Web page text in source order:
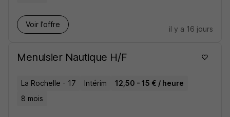
Voir l’offre
il y a 16 jours
Menuisier Nautique H/F
La Rochelle - 17 Intérim
12,50 - 15 € / heure
8 mois